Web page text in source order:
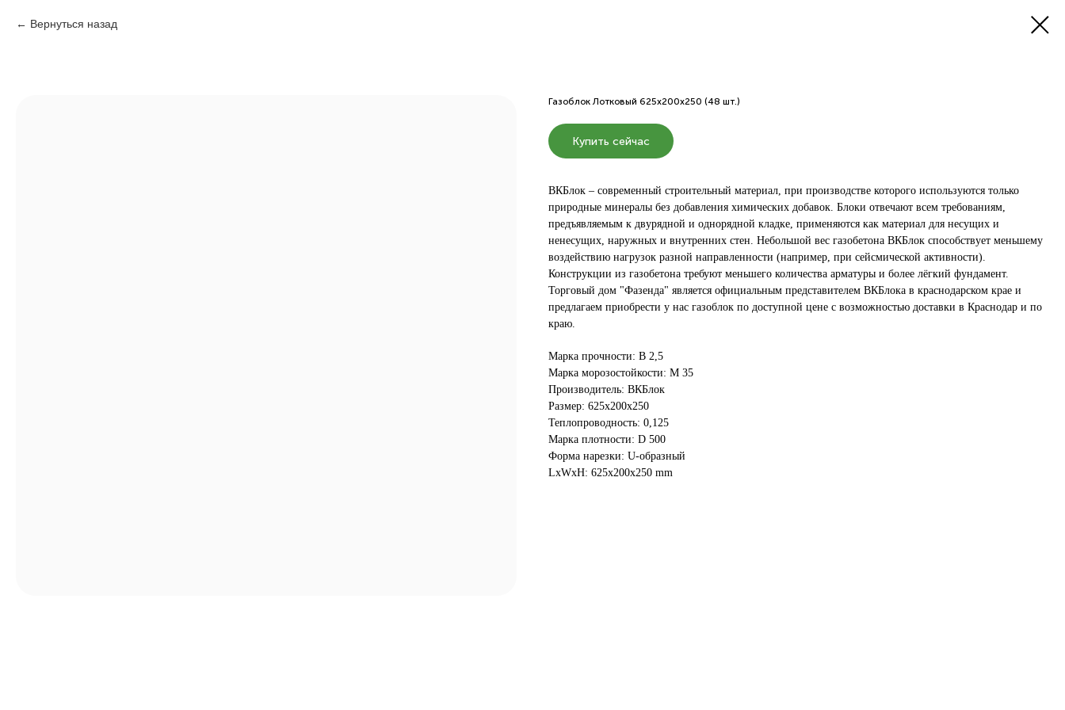
Вернуться назад
Газоблок Лотковый 625х200х250 (48 шт.)
Купить сейчас
ВКБлок – современный строительный материал, при производстве которого используются только
природные минералы без добавления химических добавок. Блоки отвечают всем требованиям,
предъявляемым к двурядной и однорядной кладке, применяются как материал для несущих и
ненесущих, наружных и внутренних стен. Небольшой вес газобетона ВКБлок способствует меньшему
воздействию нагрузок разной направленности (например, при сейсмической активности).
Конструкции из газобетона требуют меньшего количества арматуры и более лёгкий фундамент.
Торговый дом "Фазенда" является официальным представителем ВКБлока в краснодарском крае и
предлагаем приобрести у нас газоблок по доступной цене с возможностью доставки в Краснодар и по
краю.
Марка прочности: В 2,5
Марка морозостойкости: М 35
Производитель: ВКБлок
Размер: 625х200х250
Теплопроводность: 0,125
Марка плотности: D 500
Форма нарезки: U-образный
LxWxH: 625x200x250 mm